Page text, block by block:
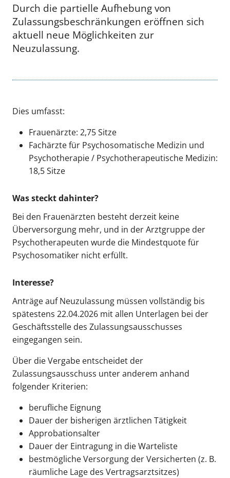
Durch die partielle Aufhebung von
Zulassungsbeschränkungen eröffnen sich
aktuell neue Möglichkeiten zur
Neuzulassung.
Dies umfasst:
Frauenärzte: 2,75 Sitze
Fachärzte für Psychosomatische Medizin und
Psychotherapie / Psychotherapeutische Medizin:
18,5 Sitze
Was steckt dahinter?
Bei den Frauenärzten besteht derzeit keine
Überversorgung mehr, und in der Arztgruppe der
Psychotherapeuten wurde die Mindestquote für
Psychosomatiker nicht erfüllt.
Interesse?
Anträge auf Neuzulassung müssen vollständig bis
spätestens 22.04.2026 mit allen Unterlagen bei der
Geschäftsstelle des Zulassungsausschusses
eingegangen sein.
Über die Vergabe entscheidet der
Zulassungsausschuss unter anderem anhand
folgender Kriterien:
berufliche Eignung
Dauer der bisherigen ärztlichen Tätigkeit
Approbationsalter
Dauer der Eintragung in die Warteliste
bestmögliche Versorgung der Versicherten (z. B.
räumliche Lage des Vertragsarztsitzes)